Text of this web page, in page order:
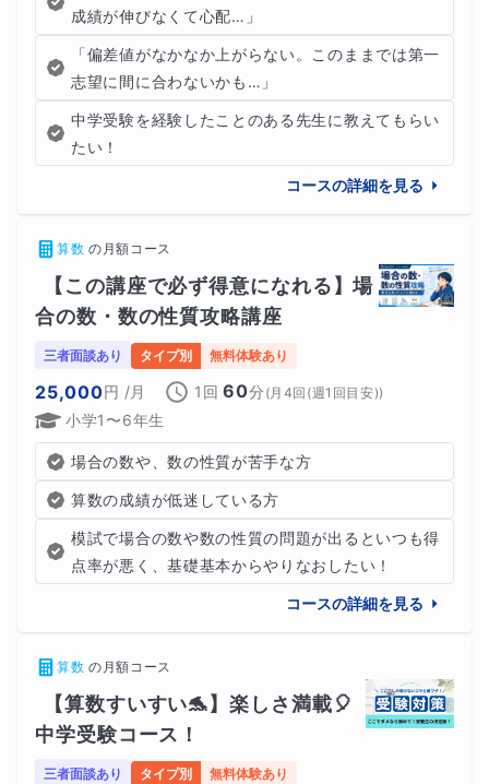
す。
成績が伸びなくて心配…」
「偏差値がなかなか上がらない。このままでは第一
志望に間に合わないかも…」
中学受験を経験したことのある先生に教えてもらい
たい！
コースの詳細を見る
算数 の 月額コース
【この講座で必ず得意になれる】場
合の数・数の性質攻略講座
三者面談あり タイプ別 無料体験あり
25,000円 /月 1回 60分 (月4回(週1回目安))
小学1〜6年生
場合の数や、数の性質が苦手な方
算数の成績が低迷している方
模試で場合の数や数の性質の問題が出るといつも得
点率が悪く、基礎基本からやりなおしたい！
コースの詳細を見る
算数 の 月額コース
【算数すいすい🐬】楽しさ満載🎈
中学受験コース！
三者面談あり タイプ別 無料体験あり